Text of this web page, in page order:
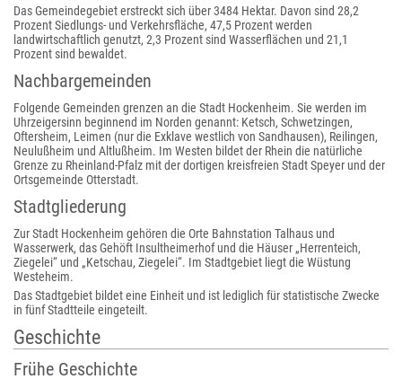
Das Gemeindegebiet erstreckt sich über 3484 Hektar. Davon sind 28,2
Prozent Siedlungs- und Verkehrsfläche, 47,5 Prozent werden
landwirtschaftlich genutzt, 2,3 Prozent sind Wasserflächen und 21,1
Prozent sind bewaldet.
Nachbargemeinden
Folgende Gemeinden grenzen an die Stadt Hockenheim. Sie werden im
Uhrzeigersinn beginnend im Norden genannt: Ketsch, Schwetzingen,
Oftersheim, Leimen (nur die Exklave westlich von Sandhausen), Reilingen,
Neulußheim und Altlußheim. Im Westen bildet der Rhein die natürliche
Grenze zu Rheinland-Pfalz mit der dortigen kreisfreien Stadt Speyer und der
Ortsgemeinde Otterstadt.
Stadtgliederung
Zur Stadt Hockenheim gehören die Orte Bahnstation Talhaus und
Wasserwerk, das Gehöft Insultheimerhof und die Häuser „Herrenteich,
Ziegelei“ und „Ketschau, Ziegelei“. Im Stadtgebiet liegt die Wüstung
Westeheim.
Das Stadtgebiet bildet eine Einheit und ist lediglich für statistische Zwecke
in fünf Stadtteile eingeteilt.
Geschichte
Frühe Geschichte